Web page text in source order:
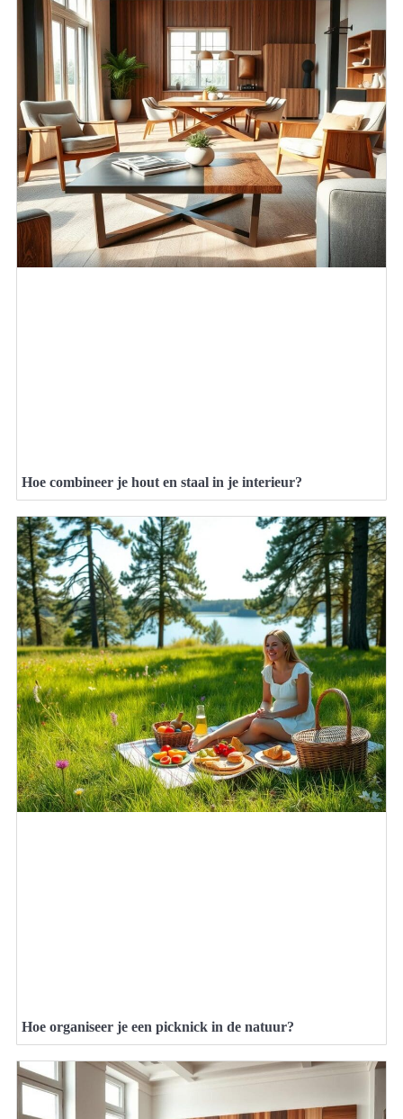
Hoe combineer je hout en staal in je interieur?
Hoe organiseer je een picknick in de natuur?